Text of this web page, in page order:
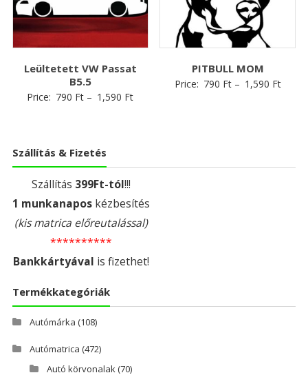
Leültetett VW Passat
B5.5
Price: 790 Ft – 1,590 Ft
PITBULL MOM
Price: 790 Ft– 1,590 Ft
Szállítás & Fizetés
Szállítás 399Ft-tól!!!
1 munkanaposkézbesítés
(kis matrica előreutalással)
**********
Bankkártyával is fizethet!
Termékkategóriák
Autómárka (108)
Autómatrica (472)
Autó körvonalak(70)